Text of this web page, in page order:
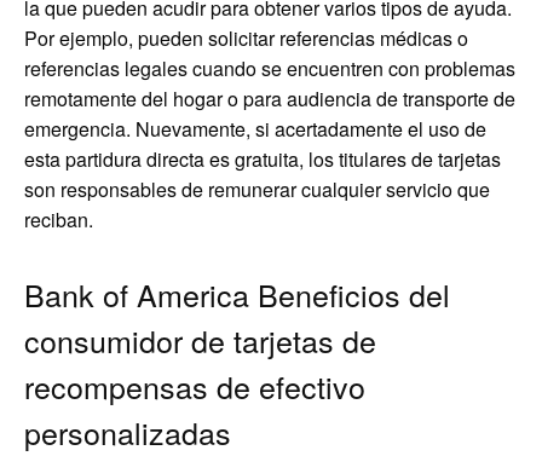
la que pueden acudir para obtener varios tipos de ayuda.
Por ejemplo, pueden solicitar referencias médicas o
referencias legales cuando se encuentren con problemas
remotamente del hogar o para audiencia de transporte de
emergencia. Nuevamente, si acertadamente el uso de
esta partidura directa es gratuita, los titulares de tarjetas
son responsables de remunerar cualquier servicio que
reciban.
Bank of America Beneficios del
consumidor de tarjetas de
recompensas de efectivo
personalizadas